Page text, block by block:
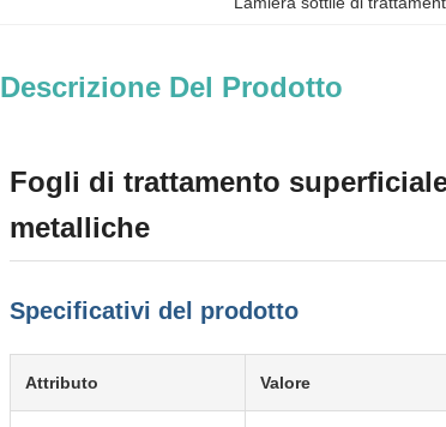
Descrizione Del Prodotto
Fogli di trattamento
metalliche
Specificativi del prodotto
Attributo Valore